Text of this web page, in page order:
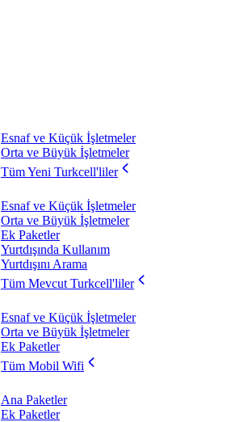
Esnaf ve Küçük İşletmeler
Orta ve Büyük İşletmeler
Tüm Yeni Turkcell'liler
Esnaf ve Küçük İşletmeler
Orta ve Büyük İşletmeler
Ek Paketler
Yurtdışında Kullanım
Yurtdışını Arama
Tüm Mevcut Turkcell'liler
Esnaf ve Küçük İşletmeler
Orta ve Büyük İşletmeler
Ek Paketler
Tüm Mobil Wifi
Ana Paketler
Ek Paketler